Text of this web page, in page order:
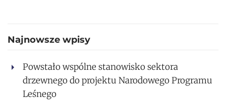
Najnowsze wpisy
Powstało wspólne stanowisko sektora
drzewnego do projektu Narodowego Programu
Leśnego